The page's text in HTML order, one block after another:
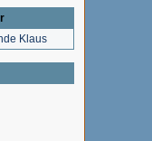
Klaus